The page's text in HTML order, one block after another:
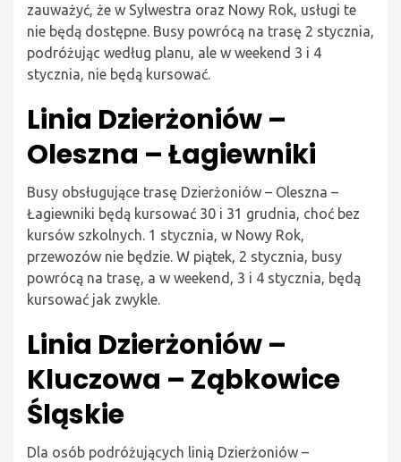
zauważyć, że w Sylwestra oraz Nowy Rok, usługi te
nie będą dostępne. Busy powrócą na trasę 2 stycznia,
podróżując według planu, ale w weekend 3 i 4
stycznia, nie będą kursować.
Linia Dzierżoniów –
Oleszna – Łagiewniki
Busy obsługujące trasę Dzierżoniów – Oleszna –
Łagiewniki będą kursować 30 i 31 grudnia, choć bez
kursów szkolnych. 1 stycznia, w Nowy Rok,
przewozów nie będzie. W piątek, 2 stycznia, busy
powrócą na trasę, a w weekend, 3 i 4 stycznia, będą
kursować jak zwykle.
Linia Dzierżoniów –
Kluczowa – Ząbkowice
Śląskie
Dla osób podróżujących linią Dzierżoniów –